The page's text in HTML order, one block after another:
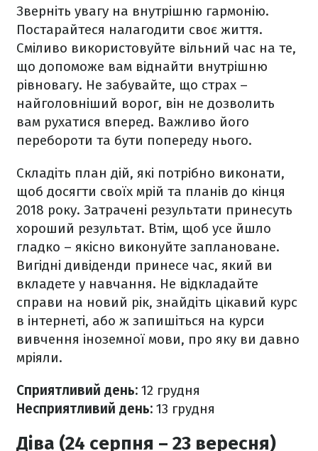
Зверніть увагу на внутрішню гармонію.
Постарайтеся налагодити своє життя.
Сміливо використовуйте вільний час на те,
що допоможе вам віднайти внутрішню
рівновагу. Не забувайте, що страх –
найголовніший ворог, він не дозволить
вам рухатися вперед. Важливо його
перебороти та бути попереду нього.
Складіть план дій, які потрібно виконати,
щоб досягти своїх мрій та планів до кінця
2018 року. Затрачені результати принесуть
хороший результат. Втім, щоб усе йшло
гладко – якісно виконуйте заплановане.
Вигідні дивіденди принесе час, який ви
вкладете у навчання. Не відкладайте
справи на новий рік, знайдіть цікавий курс
в інтернеті, або ж запишіться на курси
вивчення іноземної мови, про яку ви давно
мріяли.
Сприятливий день: 12 грудня
Несприятливий день: 13 грудня
Діва (24 серпня – 23 вересня)